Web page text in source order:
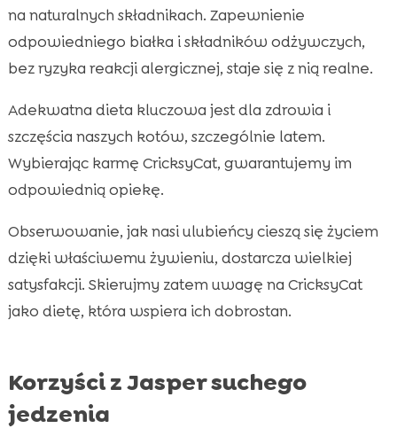
na naturalnych składnikach. Zapewnienie
odpowiedniego białka i składników odżywczych,
bez ryzyka reakcji alergicznej, staje się z nią realne.
Adekwatna dieta kluczowa jest dla zdrowia i
szczęścia naszych kotów, szczególnie latem.
Wybierając karmę CricksyCat, gwarantujemy im
odpowiednią opiekę.
Obserwowanie, jak nasi ulubieńcy cieszą się życiem
dzięki właściwemu żywieniu, dostarcza wielkiej
satysfakcji. Skierujmy zatem uwagę na CricksyCat
jako dietę, która wspiera ich dobrostan.
Korzyści z Jasper suchego
jedzenia